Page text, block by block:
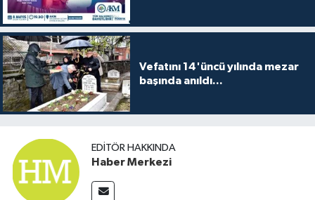
Vefatını 14'üncü yılında mezar
başında anıldı...
EDITÖR HAKKINDA
Haber Merkezi